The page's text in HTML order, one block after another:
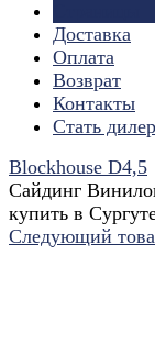
Доставка
Оплата
Возврат
Контакты
Стать
Blockhouse D4,5
Сайдинг
купить в
Следующий